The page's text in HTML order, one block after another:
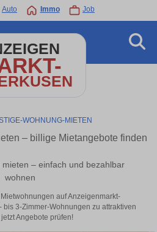
Auto Immo Job
WOHNUNG-MIETEN
– billige Mietangebote finden
– einfach und bezahlbar
wohnen
auf Anzeigenmarkt-
bis 3-Zimmer-Wohnungen zu attraktiven
Angebote prüfen!